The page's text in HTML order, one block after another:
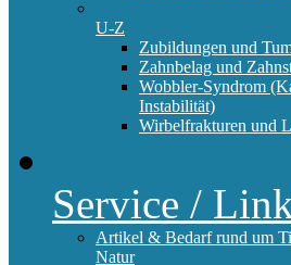
U-Z
Zubildungen und
Zahnbelag und
Wobbler-Syndrom
Instabilität)
Wirbelfrakturen und
Service /
Artikel & Bedarf rund um
Natur